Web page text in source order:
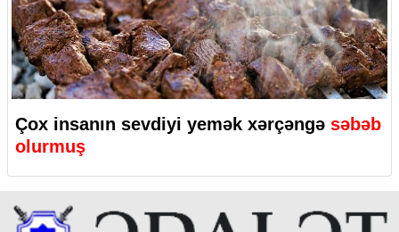
Çox insanın sevdiyi yemək xərçəngə səbəb
olurmuş